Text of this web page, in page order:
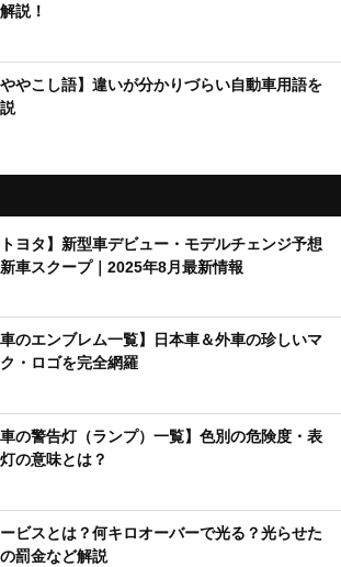
説！
ややこし語】違いが分かりづらい自動車用語を
トヨタ】新型車デビュー・モデルチェンジ予想
新車スクープ｜2025年8月最新情報
車のエンブレム一覧】日本車＆外車の珍しいマ
・ロゴを完全網羅
車の警告灯（ランプ）一覧】色別の危険度・表
の意味とは？
ビスとは？何キロオーバーで光る？光らせた
罰金など解説